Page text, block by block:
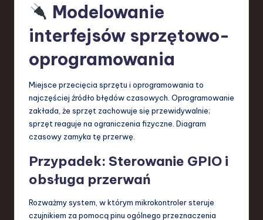
Modelowanie
interfejsów sprzętowo-
oprogramowania
Miejsce przecięcia sprzętu i oprogramowania to
najczęściej źródło błędów czasowych. Oprogramowanie
zakłada, że sprzęt zachowuje się przewidywalnie;
sprzęt reaguje na ograniczenia fizyczne. Diagram
czasowy zamyka tę przerwę.
Przypadek: Sterowanie GPIO i
obsługa przerwań
Rozważmy system, w którym mikrokontroler steruje
czujnikiem za pomocą pinu ogólnego przeznaczenia